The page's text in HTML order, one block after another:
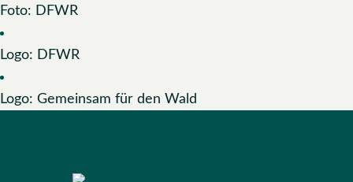
Foto: DFWR
Logo: DFWR
Logo: Gemeinsam für den Wald